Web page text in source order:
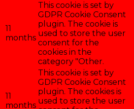
11
months
This cookie is set by
GDPR Cookie Consent
plugin. The cookie is
used to store the user
consent for the
cookies in the
category "Other.
11
months
This cookie is set by
GDPR Cookie Consent
plugin. The cookies is
used to store the user